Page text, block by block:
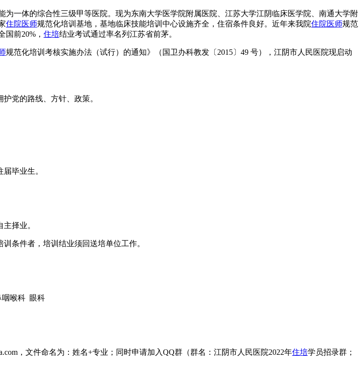
一体的综合性三级甲等医院。现为东南大学医学院附属医院、江苏大学江阴临床医学院、南通大学附
住院医师规范化培训基地，基地临床技能培训中心设施齐全，住宿条件良好。近年来我院住院医师规范
国前20%， 住培结业考试通过率名列江苏省前茅。
规范化培训考核实施办法（试行）的通知》（国卫办科教发〔2015〕49 号），江阴市人民医院现启动
党的路线、方针、政策。
毕业生。
择业。
条件者，培训结业须回送培单位工作。
咽喉科 眼科
，文件命名为：姓名+专业；同时申请加入QQ群（群名：江阴市人民医院2022年住培学员招录群；